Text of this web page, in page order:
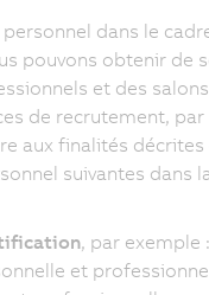
dans le
pouvons obtenir de
et des
de recrutement,
aux finalités
suivantes
, par exemple
et